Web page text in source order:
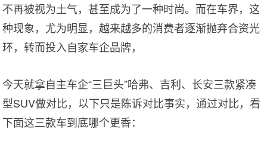
不再被视为土气，甚至成为了一种时尚。而在车界，这
种现象，尤为明显，越来越多的消费者逐渐抛弃合资光
环，转而投入自家车企品牌，
今天就拿自主车企“三巨头”哈弗、吉利、长安三款紧凑
型SUV做对比，以下只是陈诉对比事实，通过对比，看
下面这三款车到底哪个更香：